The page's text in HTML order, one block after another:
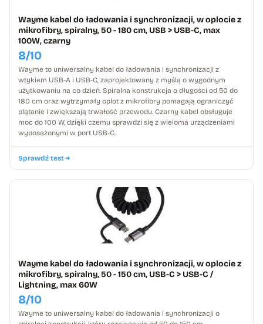
Wayme kabel do ładowania i synchronizacji, w oplocie z
mikrofibry, spiralny, 50 - 180 cm, USB > USB-C, max
100W, czarny
8/10
Wayme to uniwersalny kabel do ładowania i synchronizacji z
wtykiem USB-A i USB-C, zaprojektowany z myślą o wygodnym
użytkowaniu na co dzień. Spiralna konstrukcja o długości od 50 do
180 cm oraz wytrzymały oplot z mikrofibry pomagają ograniczyć
plątanie i zwiększają trwałość przewodu. Czarny kabel obsługuje
moc do 100 W, dzięki czemu sprawdzi się z wieloma urządzeniami
wyposażonymi w port USB-C.
Sprawdź test
Wayme kabel do ładowania i synchronizacji, w oplocie z
mikrofibry, spiralny, 50 - 150 cm, USB-C > USB-C /
Lightning, max 60W
8/10
Wayme to uniwersalny kabel do ładowania i synchronizacji o